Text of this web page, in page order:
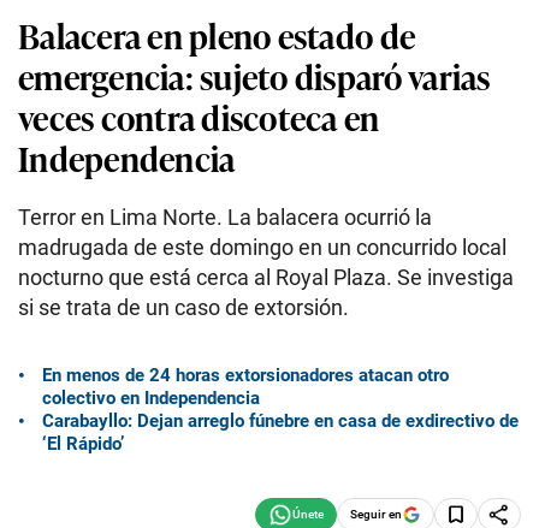
Balacera en pleno estado de
emergencia: sujeto disparó varias
veces contra discoteca en
Independencia
Terror en Lima Norte. La balacera ocurrió la
madrugada de este domingo en un concurrido local
nocturno que está cerca al Royal Plaza. Se investiga
si se trata de un caso de extorsión.
En menos de 24 horas extorsionadores atacan otro
colectivo en Independencia
Carabayllo: Dejan arreglo fúnebre en casa de exdirectivo de
‘El Rápido’
Seguir en